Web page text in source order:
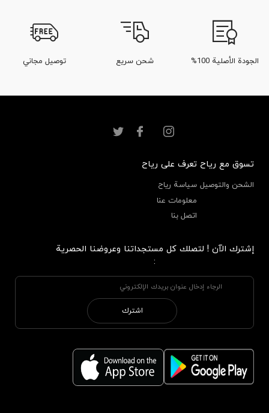
الجودة الأصلية 100% شحن سريع توصيل مجاني
تسوق مع رياح
الشحن والتوصيل
تعرف على رياح
سياسة رياح
معلومات عنا
اتصل بنا
إشترك الآن ! لتصلك كل مستجداتنا وعروضنا الحصرية
:
اشترك